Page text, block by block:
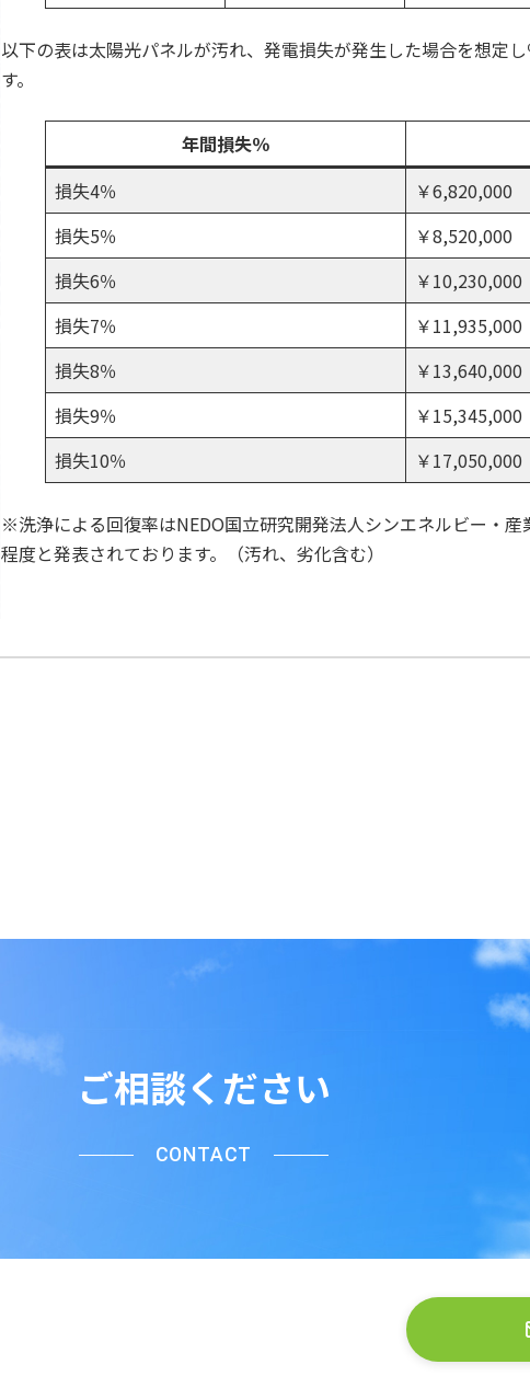
以下の表は太陽光パネルが汚れ、発電損失が発生した場合を想定
す。
年間損失％
損失4％
￥6,820,000
損失5％
￥8,520,000
損失6％
￥10,230,000
損失7％
￥11,935,000
損失8％
￥13,640,000
損失9％
￥15,345,000
損失10％
￥17,050,000
※洗浄による回復率はNEDO国立研究開発法人シンエネルビー・
程度と発表されております。（汚れ、劣化含む）
ご相談ください
CONTACT